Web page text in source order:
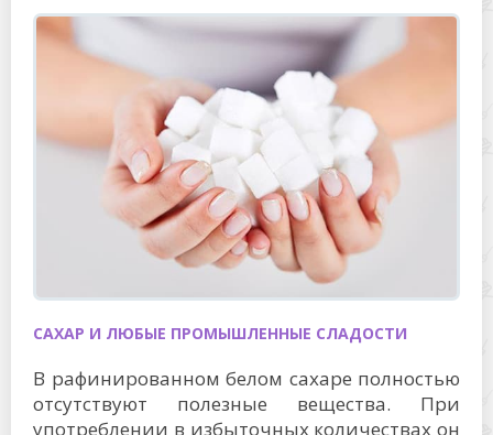
САХАР И ЛЮБЫЕ ПРОМЫШЛЕННЫЕ СЛАДОСТИ
В рафинированном белом сахаре полностью
отсутствуют полезные вещества. При
употреблении в избыточных количествах он